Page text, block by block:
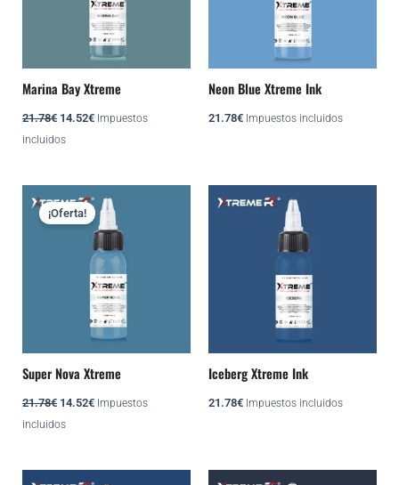
Marina Bay Xtreme
21.78€ 14.52€ Impuestos
incluidos
Neon Blue Xtreme Ink
21.78€ Impuestos incluidos
¡Oferta!
Super Nova Xtreme
21.78€
precio
original
21.78€.
14.52€
precio
actual
es:
14.52€.
Impuestos
incluidos
Iceberg Xtreme Ink
21.78€ Impuestos incluidos